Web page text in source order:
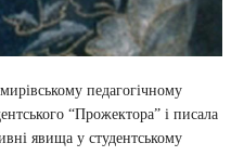
педагогічному
“Прожектора” і писала
явища у студентському